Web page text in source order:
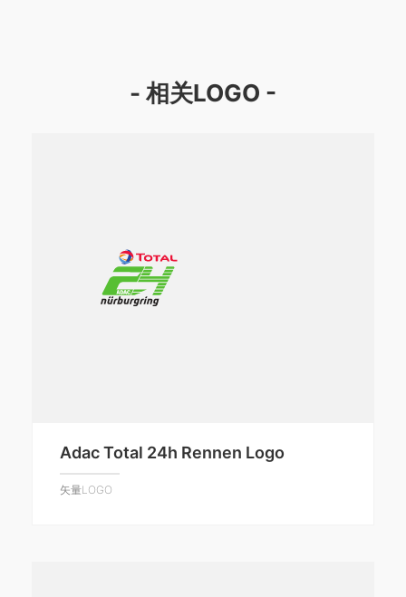
- 相关LOGO -
Adac Total 24h Rennen Logo
矢量LOGO